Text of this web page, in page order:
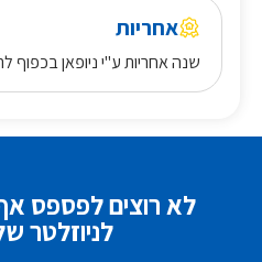
אחריות
שנה אחריות ע"י ניופאן בכפוף
לא רוצים לפספס
לניוזלטר